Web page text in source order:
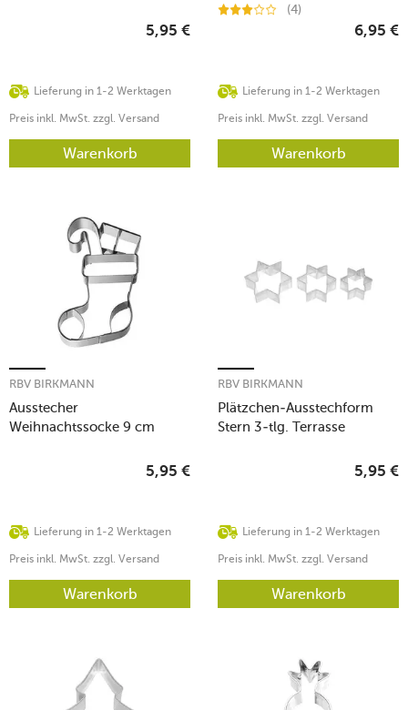
Lieferung in 1-2 Werktagen
5,95 €
Preis inkl. MwSt. zzgl. Versand
Warenkorb
(4)
Lieferung in 1-2 Werktagen
6,95 €
Preis inkl. MwSt. zzgl. Versand
Warenkorb
Ausstecher
Weihnachtssocke 9 cm
RBV BIRKMANN
Lieferung in 1-2 Werktagen
5,95 €
Preis inkl. MwSt. zzgl. Versand
Warenkorb
Plätzchen-Ausstechform
Stern 3-tlg. Terrasse
RBV BIRKMANN
Lieferung in 1-2 Werktagen
5,95 €
Preis inkl. MwSt. zzgl. Versand
Warenkorb